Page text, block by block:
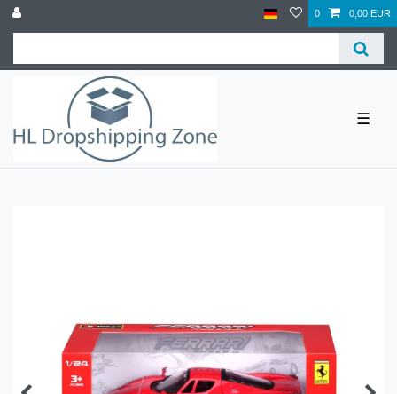
0 0,00 EUR
☰